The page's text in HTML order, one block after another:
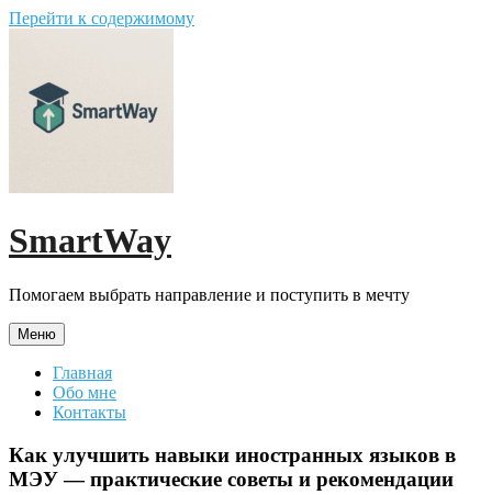
Перейти к содержимому
SmartWay
Помогаем выбрать направление и поступить в мечту
Меню
Главная
Обо мне
Контакты
Как улучшить навыки иностранных языков в
МЭУ — практические советы и рекомендации